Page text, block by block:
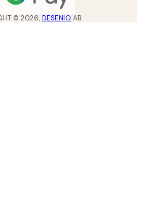
©2026, DESENIO AB